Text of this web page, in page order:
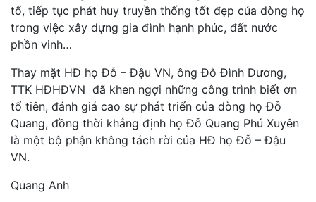
tổ, tiếp tục phát huy truyền thống tốt đẹp của dòng họ
trong việc xây dựng gia đình hạnh phúc, đất nước
phồn vinh…
Thay mặt HĐ họ Đỗ – Đậu VN, ông Đỗ Đình Dương,
TTK HĐHĐVN đã khen ngợi những công trình biết ơn
tổ tiên, đánh giá cao sự phát triển của dòng họ Đỗ
Quang, đồng thời khẳng định họ Đỗ Quang Phú Xuyên
là một bộ phận không tách rời của HĐ họ Đỗ – Đậu
VN.
Quang Anh